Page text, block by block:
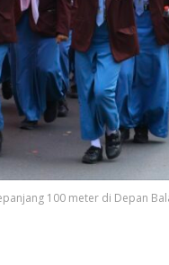
100 meter di Depan